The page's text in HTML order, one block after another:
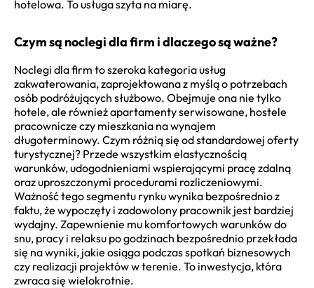
hotelowa. To usługa szyta na miarę.
Czym są noclegi dla firm i dlaczego są ważne?
Noclegi dla firm to szeroka kategoria usług
zakwaterowania, zaprojektowana z myślą o potrzebach
osób podróżujących służbowo. Obejmuje ona nie tylko
hotele, ale również apartamenty serwisowane, hostele
pracownicze czy mieszkania na wynajem
długoterminowy. Czym różnią się od standardowej oferty
turystycznej? Przede wszystkim elastycznością
warunków, udogodnieniami wspierającymi pracę zdalną
oraz uproszczonymi procedurami rozliczeniowymi.
Ważność tego segmentu rynku wynika bezpośrednio z
faktu, że wypoczęty i zadowolony pracownik jest bardziej
wydajny. Zapewnienie mu komfortowych warunków do
snu, pracy i relaksu po godzinach bezpośrednio przekłada
się na wyniki, jakie osiąga podczas spotkań biznesowych
czy realizacji projektów w terenie. To inwestycja, która
zwraca się wielokrotnie.